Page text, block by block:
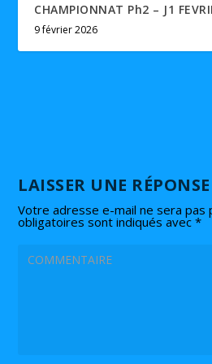
CHAMPIONNAT Ph2 – J1
9 février 2026
LAISSER UNE RÉPONSE
Votre adresse e-mail ne sera pas
obligatoires sont indiqués avec*